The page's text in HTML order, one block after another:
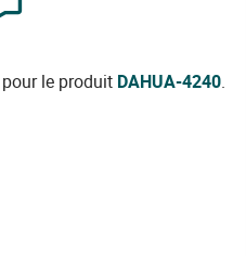
le produit DAHUA-4240.